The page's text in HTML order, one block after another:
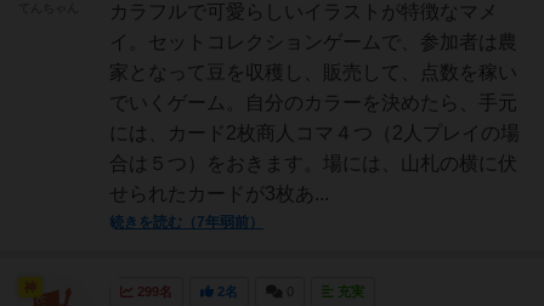
カラフルで可愛らしいイラストが特徴なマメ
イ。セットコレクションゲームで、参加者は農
家となって豆を収穫し、販売して、点数を稼い
でいくゲーム。自分のカラーを決めたら、手元
には、カード2枚商人コマ４つ（2人プレイの場
合は５つ）をおきます。場には、山札の横に伏
せられたカードが3枚あ...
続きを読む（7年弱前）
299名 2名 充実